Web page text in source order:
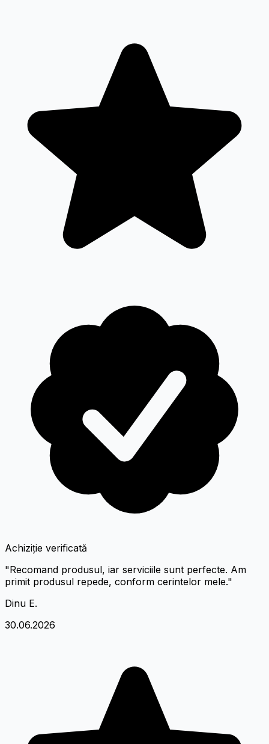
Achiziție verificată
"Recomand produsul, iar serviciile sunt perfecte. Am
primit produsul repede, conform cerintelor mele."
Dinu E.
30.06.2026